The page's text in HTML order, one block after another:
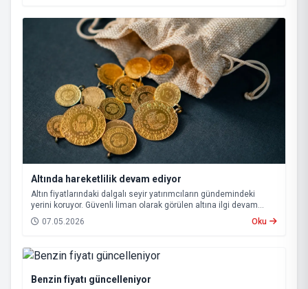
Altında hareketlilik devam ediyor
Altın fiyatlarındaki dalgalı seyir yatırımcıların gündemindeki
yerini koruyor. Güvenli liman olarak görülen altına ilgi devam
ederken, küresel gelişmeler ve savaşların etkisiyle piyasalarda
hareketlilik sürüyor.
07.05.2026 Oku
Benzin fiyatı güncelleniyor